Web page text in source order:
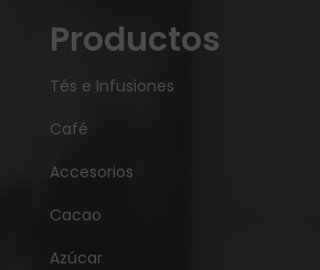
Productos
Tés e Infusiones
Café
Accesorios
Cacao
Azúcar